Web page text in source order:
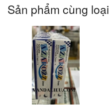
Sản phẩm cùng loại